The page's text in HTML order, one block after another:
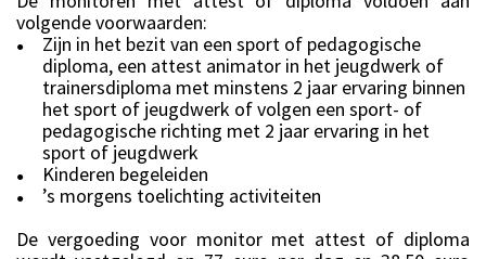
volgende voorwaarden:
●
Zijn in het bezit van een sport of pedagogische
diploma, een attest animator in het jeugdwerk of
trainersdiploma met minstens 2 jaar ervaring binnen
het sport of jeugdwerk of volgen een sport- of
pedagogische richting met 2 jaar ervaring in het
sport of jeugdwerk
● Kinderen begeleiden
●
’s morgens toelichting activiteiten
De vergoeding voor monitor met attest of diploma